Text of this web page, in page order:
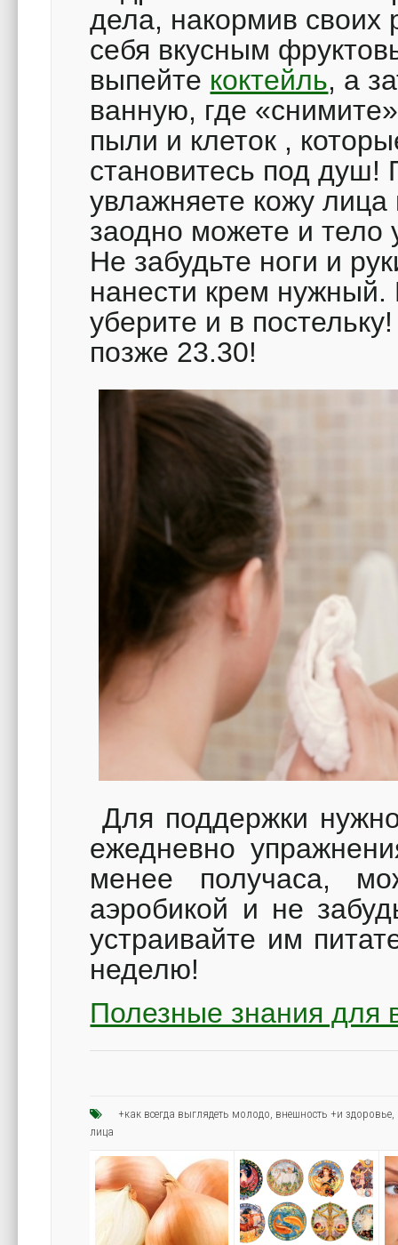
дела, накормив своих
себя вкусным
выпейте коктейль, а
ванную, где
пыли и клеток ,
становитесь под
увлажняете кожу
заодно можете и
Не забудьте ноги и
нанести крем
уберите и в
позже 23.30!
Для поддержки
ежедневно
менее получаса,
аэробикой и не
устраивайте им
неделю!
Полезные знания для
+как всегда выглядеть молодо, внешность +и здоровье,
лица